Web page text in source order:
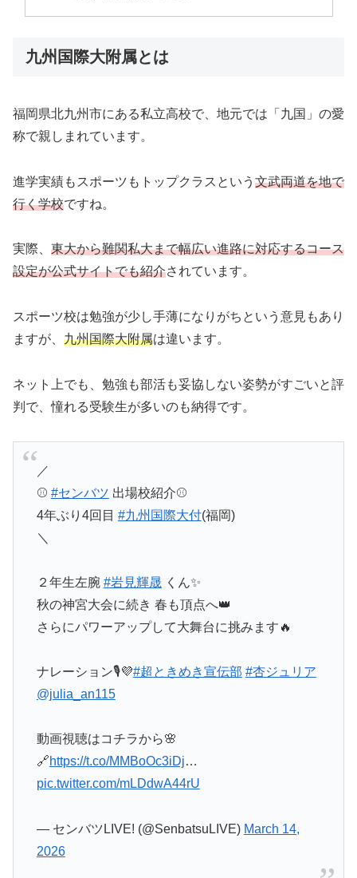
九州国際大附属とは
福岡県北九州市にある私立高校で、地元では「九国」の愛
称で親しまれています。
進学実績もスポーツもトップクラスという 文武両道を地で
行く学校ですね。
実際、 東大から難関私大まで幅広い進路に対応するコース
設定が公式サイトでも紹介されています。
スポーツ校は勉強が少し手薄になりがちという意見もあり
ますが、 九州国際大附属は違います。
ネット上でも、勉強も部活も妥協しない姿勢がすごいと評
判で、憧れる受験生が多いのも納得です。
／
⚾️ #センバツ 出場校紹介⚾
4年ぶり4回目 #九州国際大付(福岡)
＼
２年生左腕 #岩見輝晟 くん✨
秋の神宮大会に続き 春も頂点へ👑
さらにパワーアップして大舞台に挑みます🔥
ナレーション🎙💜#超ときめき宣伝部 #杏ジュリア
@julia_an115
動画視聴はコチラから🌸
🔗https://t.co/MMBoOc3iDj…
pic.twitter.com/mLDdwA44rU
— センバツLIVE! (@SenbatsuLIVE) March 14,
2026